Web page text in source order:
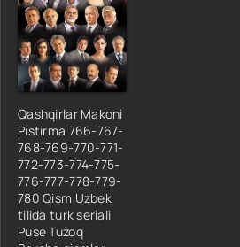
Qashqirlar Makoni
Pistirma 766-767-
768-769-770-771-
772-773-774-775-
776-777-778-779-
780 Qism Uzbek
tilida turk seriali
Puse Tuzoq